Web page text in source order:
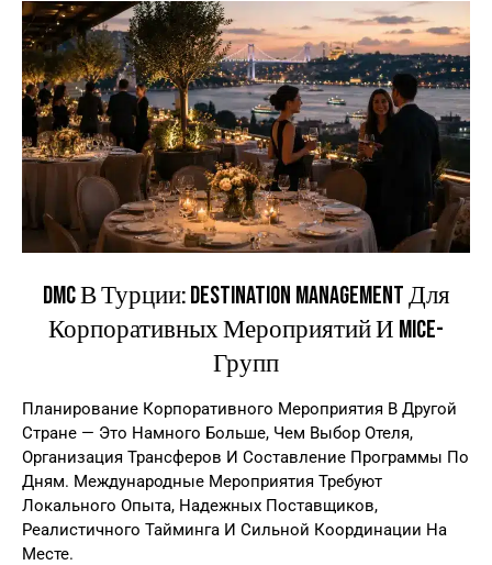
DMC В Турции: Destination Management Для
Корпоративных Мероприятий И MICE-
Групп
Планирование Корпоративного Мероприятия В Другой
Стране — Это Намного Больше, Чем Выбор Отеля,
Организация Трансферов И Составление Программы По
Дням. Международные Мероприятия Требуют
Локального Опыта, Надежных Поставщиков,
Реалистичного Тайминга И Сильной Координации На
Месте.